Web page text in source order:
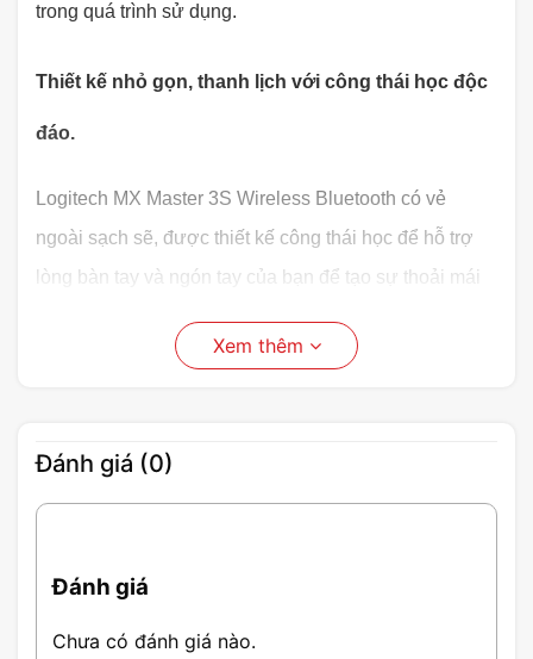
trong quá trình sử dụng.
Thiết kế nhỏ gọn, thanh lịch với công thái học độc
đáo.
Logitech MX Master 3S Wireless Bluetooth có vẻ
ngoài sạch sẽ, được thiết kế công thái học để hỗ trợ
lòng bàn tay và ngón tay của bạn để tạo sự thoải mái
chuột độc đáo để bạn có thể đặt tay ở tư thế tự nhiên
Xem thêm
Đánh giá (0)
Đánh giá
Chưa có đánh giá nào.